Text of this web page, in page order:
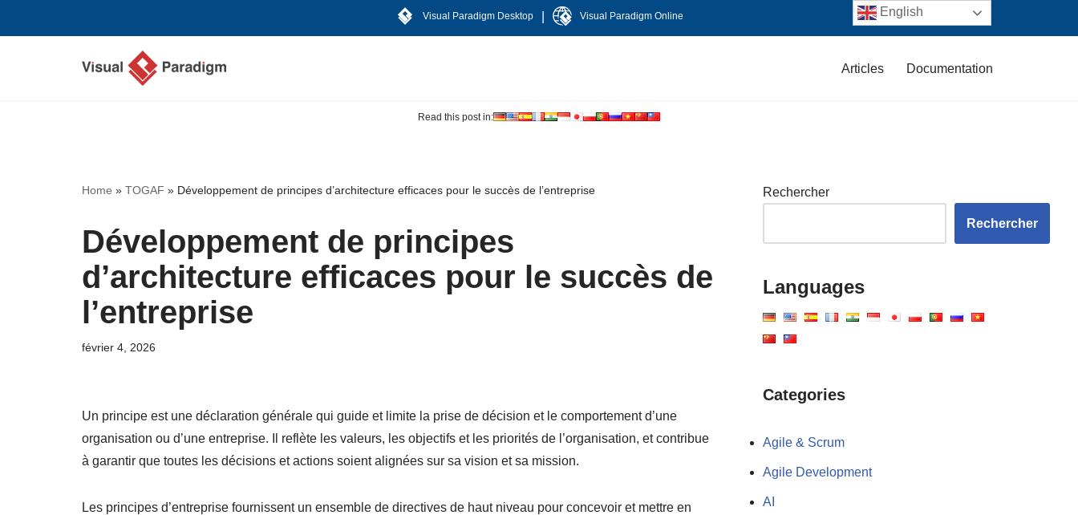
Visual Paradigm Desktop Visual Paradigm Online
Articles Documentation
Read this post in:
Home » TOGAF » Développement de principes d’architecture efficaces pour le succès de l’entreprise
Développement de principes
d’architecture efficaces pour le succès de
l’entreprise
février 4, 2026
Un principe est une déclaration générale qui guide et limite la prise de décision et le comportement d’une
organisation ou d’une entreprise. Il reflète les valeurs, les objectifs et les priorités de l’organisation, et contribue
à garantir que toutes les décisions et actions soient alignées sur sa vision et sa mission.
Les principes d’entreprise fournissent un ensemble de directives de haut niveau pour concevoir et mettre en
Rechercher
Rechercher
Languages
Categories
Agile & Scrum
Agile Development
AI
English